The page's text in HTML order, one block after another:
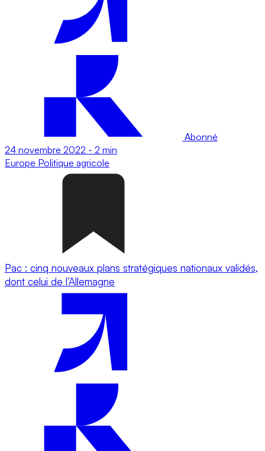
Abonné
24 novembre 2022 - 2 min
Europe Politique agricole
Pac : cinq nouveaux plans stratégiques nationaux validés,
dont celui de l’Allemagne